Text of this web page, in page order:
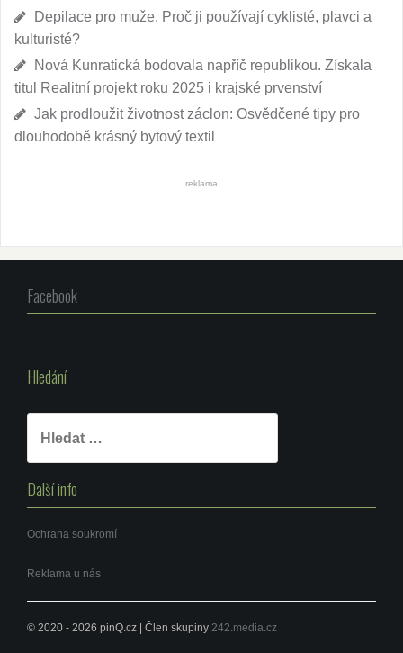
Depilace pro muže. Proč ji používají cyklisté, plavci a
kulturisté?
Nová Kunratická bodovala napříč republikou. Získala
titul Realitní projekt roku 2025 i krajské prvenství
Jak prodloužit životnost záclon: Osvědčené tipy pro
dlouhodobě krásný bytový textil
reklama
Facebook
Hledání
Další info
Ochrana soukromí
Reklama u nás
© 2020 - 2026 pinQ.cz | Člen skupiny 242.media.cz